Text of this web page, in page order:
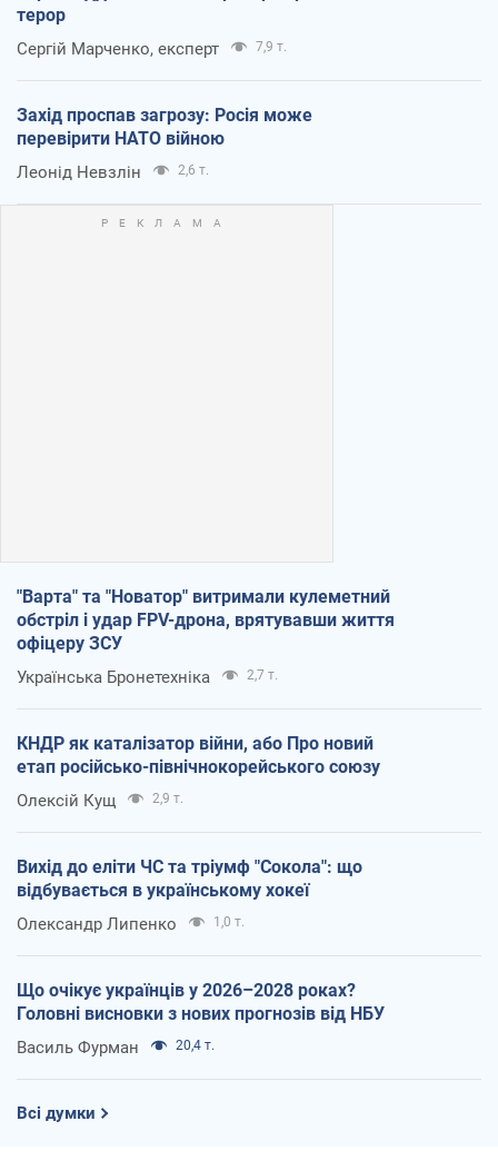
терор
Сергій Марченко, експерт 7,9 т.
Захід проспав загрозу: Росія може
перевірити НАТО війною
Леонід Невзлін 2,6 т.
"Варта" та "Новатор" витримали кулеметний
обстріл і удар FPV-дрона, врятувавши життя
офіцеру ЗСУ
Українська Бронетехніка 2,7 т.
КНДР як каталізатор війни, або Про новий
етап російсько-північнокорейського союзу
Олексій Кущ 2,9 т.
Вихід до еліти ЧС та тріумф "Сокола": що
відбувається в українському хокеї
Олександр Липенко 1,0 т.
Що очікує українців у 2026–2028 роках?
Головні висновки з нових прогнозів від НБУ
Василь Фурман 20,4 т.
Всі думки